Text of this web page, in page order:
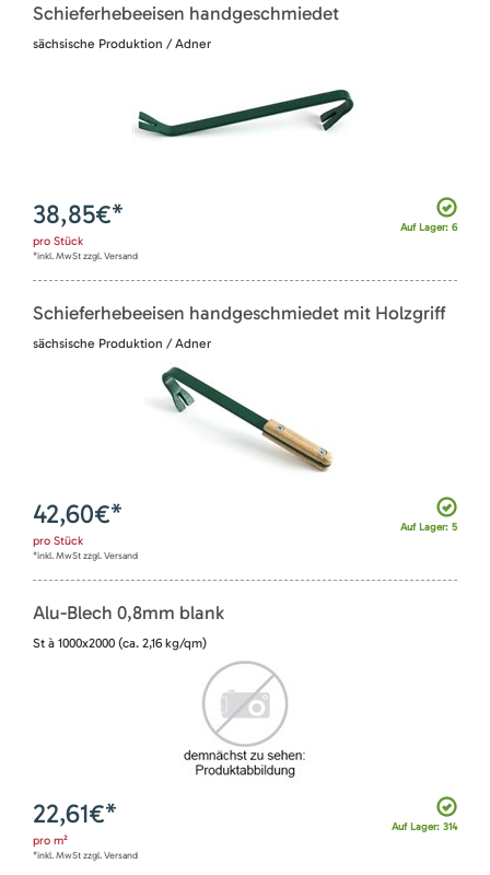
Schieferhebeeisen handgeschmiedet
sächsische Produktion / Adner
Auf Lager: 6
38,85€*
pro Stück
*inkl. MwSt zzgl. Versand
Schieferhebeeisen handgeschmiedet mit Holzgriff
sächsische Produktion / Adner
Auf Lager: 5
42,60€*
pro Stück
*inkl. MwSt zzgl. Versand
Alu-Blech 0,8mm blank
St à 1000x2000 (ca. 2,16 kg/qm)
Auf Lager: 314
22,61€*
pro m²
*inkl. MwSt zzgl. Versand